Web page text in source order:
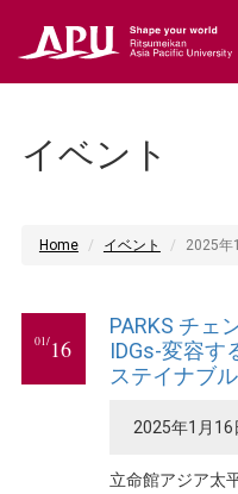
イベント
Home イベント 2025年
01/16
PARKS チ
IDGs-変容す
ステイナブ
2025年1月16
立命館アジア太